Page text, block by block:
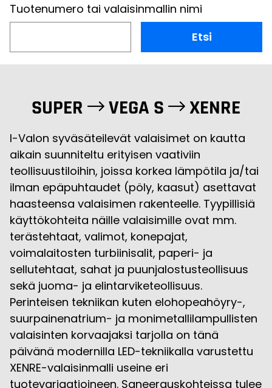
Tuotenumero tai valaisinmallin nimi
Etsi
SUPER VEGA S XENRE
I-Valon syväsäteilevät valaisimet on kautta
aikain suunniteltu erityisen vaativiin
teollisuustiloihin, joissa korkea lämpötila ja/tai
ilman epäpuhtaudet (pöly, kaasut) asettavat
haasteensa valaisimen rakenteelle. Tyypillisiä
käyttökohteita näille valaisimille ovat mm.
terästehtaat, valimot, konepajat,
voimalaitosten turbiinisalit, paperi- ja
sellutehtaat, sahat ja puunjalostusteollisuus
sekä juoma- ja elintarviketeollisuus.
Perinteisen tekniikan kuten elohopeahöyry-,
suurpainenatrium- ja monimetallilampullisten
valaisinten korvaajaksi tarjolla on tänä
päivänä modernilla LED-tekniikalla varustettu
XENRE-valaisinmalli useine eri
tuotevariaatioineen. Saneerauskohteissa tulee